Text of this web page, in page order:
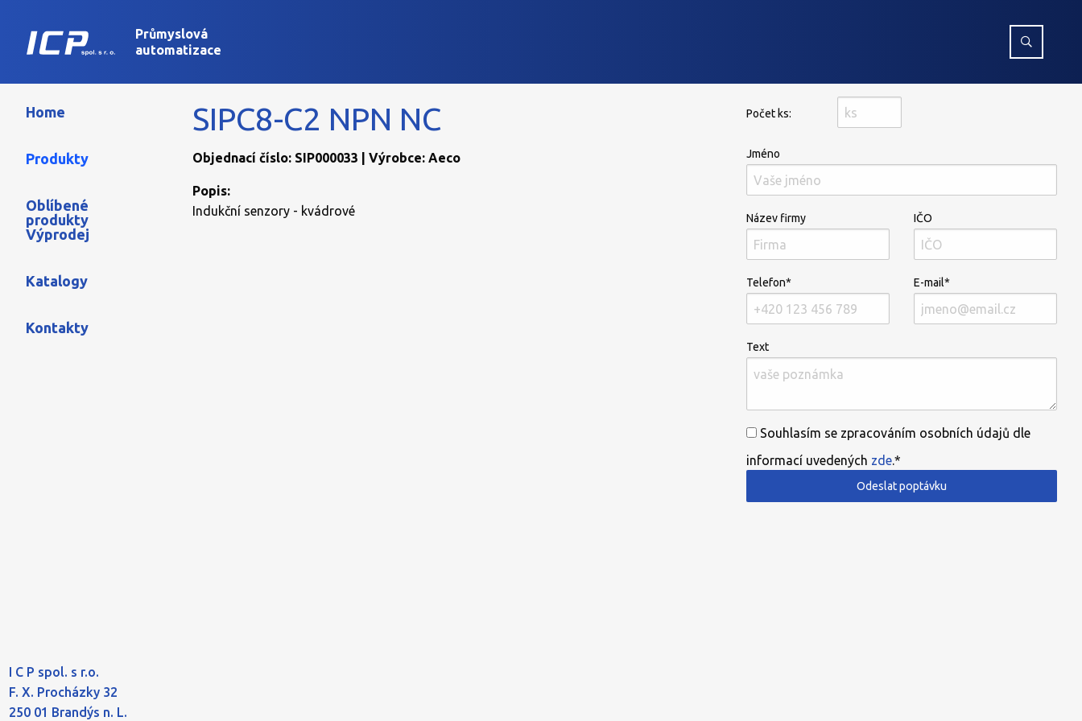
Průmyslová
automatizace
Home
Produkty
Oblíbené
produkty
Výprodej
Katalogy
Kontakty
I C P spol. s r.o.
F. X. Procházky 32
250 01 Brandýs n. L.
SIPC8-C2 NPN NC
Objednací číslo: SIP000033 | Výrobce: Aeco
Popis:
Indukční senzory - kvádrové
Počet ks:
Jméno
Název firmy IČO
Telefon* E-mail*
Text
Souhlasím se zpracováním osobních údajů dle
informací uvedených zde.*